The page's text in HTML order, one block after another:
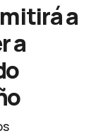
a
a